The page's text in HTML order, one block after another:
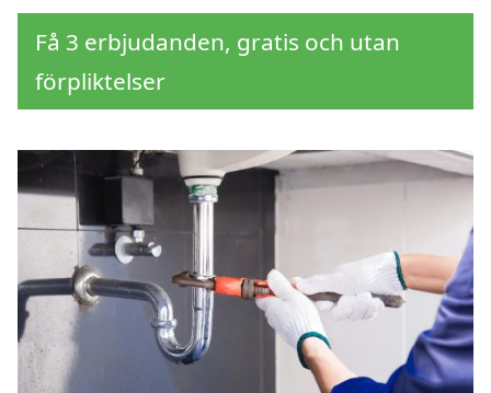
Få 3 erbjudanden, gratis och utan
förpliktelser